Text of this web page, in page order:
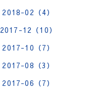
2018-02（4）
2017-12（10）
2017-10（7）
2017-08（3）
2017-06（7）